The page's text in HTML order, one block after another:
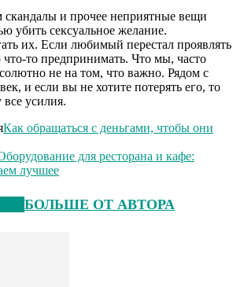
скандалы и прочее неприятные вещи
убить сексуальное желание.
их. Если любимый перестал проявлять
что-то предпринимать. Что мы, часто
не на том, что важно. Рядом с
и если вы не хотите потерять его, то
усилия.
Как обращаться с деньгами, чтобы они
для ресторана и кафе:
лучшее
БОЛЬШЕ ОТ АВТОРА